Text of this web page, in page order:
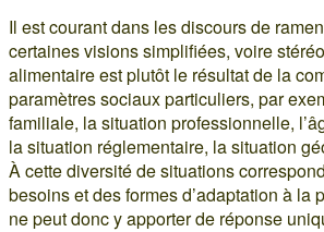
Il est courant dans les discours de
certaines visions simplifiées, voire
alimentaire est plutôt le résultat de la
paramètres sociaux particuliers, par
familiale, la situation professionnelle,
la situation réglementaire, la situation
À cette diversité de situations
besoins et des formes d’adaptation à la
ne peut donc y apporter de réponse